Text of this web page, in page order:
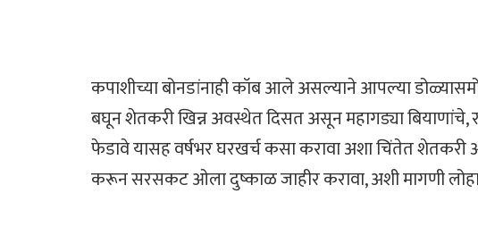
कपाशीच्या बोनडांनाही कॉब आले असल्याने आपल्या
बघून शेतकरी खिन्न अवस्थेत दिसत असून महागड्या
फेडावे यासह वर्षभर घरखर्च कसा करावा अशा चिंतेत
करून सरसकट ओला दुष्काळ जाहीर करावा, अशी मागणी